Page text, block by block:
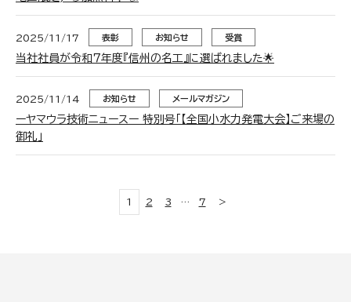
2025/11/17 表彰 お知らせ 受賞
当社社員が令和７年度『信州の名工』に選ばれました🌟
2025/11/14 お知らせ メールマガジン
ーヤマウラ技術ニュースー 特別号「【全国小水力発電大会】ご来場の
御礼」
1 2 3 … 7 >